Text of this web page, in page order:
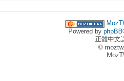
Powered by phpBB
正體中文
©